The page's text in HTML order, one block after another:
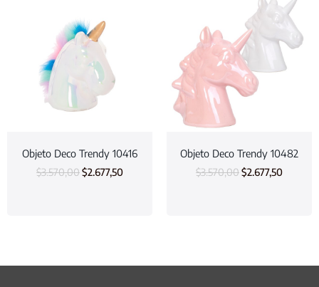
Objeto Deco Trendy 10416
$3.570,00$2.677,50
Objeto Deco Trendy 10482
$3.570,00$2.677,50